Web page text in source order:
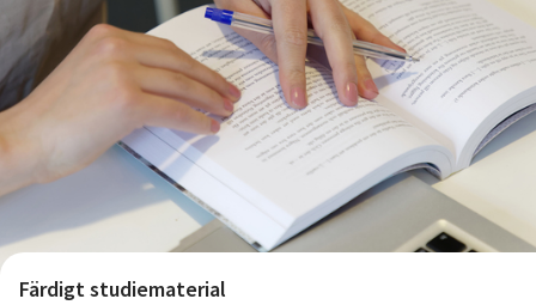
Färdigt studiematerial